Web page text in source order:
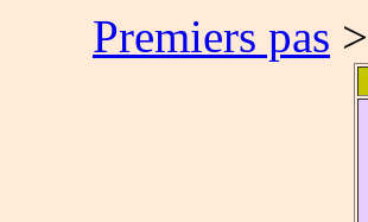
Premiers pas >